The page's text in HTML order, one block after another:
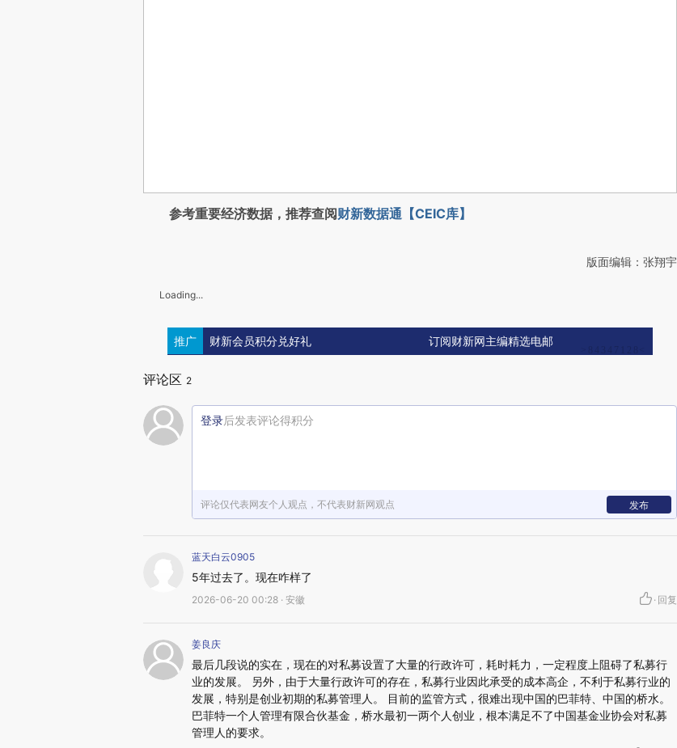
参考重要经济数据，推荐查阅财新数据通【CEIC库】
版面编辑：张翔宇
Loading...
推广 财新会员积分兑好礼 订阅财新网主编精选电邮
评论区 2
登录后发表评论得积分
评论仅代表网友个人观点，不代表财新网观点 发布
蓝天白云0905
5年过去了。现在咋样了
2026-06-20 00:28 · 安徽 · 回复
姜良庆
最后几段说的实在，现在的对私募设置了大量的行政许可，耗时耗力，一定程度上阻碍了私募行
业的发展。 另外，由于大量行政许可的存在，私募行业因此承受的成本高企，不利于私募行业的
发展，特别是创业初期的私募管理人。 目前的监管方式，很难出现中国的巴菲特、中国的桥水。
巴菲特一个人管理有限合伙基金，桥水最初一两个人创业，根本满足不了中国基金业协会对私募
管理人的要求。